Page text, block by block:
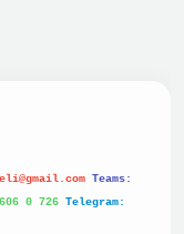
Teams:
0 726 Telegram: